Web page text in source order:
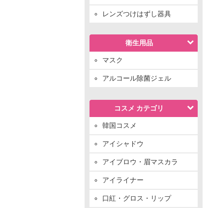
レンズつけはずし器具
衛生用品
マスク
アルコール除菌ジェル
コスメ カテゴリ
韓国コスメ
アイシャドウ
アイブロウ・眉マスカラ
アイライナー
口紅・グロス・リップ